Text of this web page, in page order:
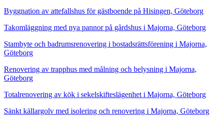
Byggnation av attefallshus för gästboende på Hisingen, Göteborg
Takomläggning med nya pannor på gårdshus i Majorna, Göteborg
Stambyte och badrumsrenovering i bostadsrättsförening i Majorna,
Göteborg
Renovering av trapphus med målning och belysning i Majorna,
Göteborg
Totalrenovering av kök i sekelskifteslägenhet i Majorna, Göteborg
Sänkt källargolv med isolering och renovering i Majorna, Göteborg